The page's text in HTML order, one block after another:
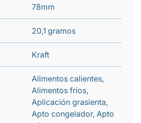
78mm
20,1 gramos
Kraft
Alimentos calientes,
Alimentos fríos,
Aplicación grasienta,
Apto congelador, Apto